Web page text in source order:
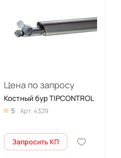
Цена по запросу
Костный бур TIPCONTROL
5 Арт.4329
Запросить КП